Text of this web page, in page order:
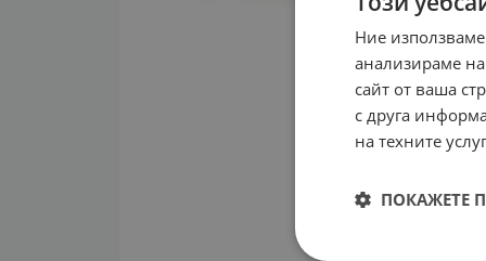
Ние
анализираме
сайт от ваша
с друга
на техните
ПОКАЖЕТЕ